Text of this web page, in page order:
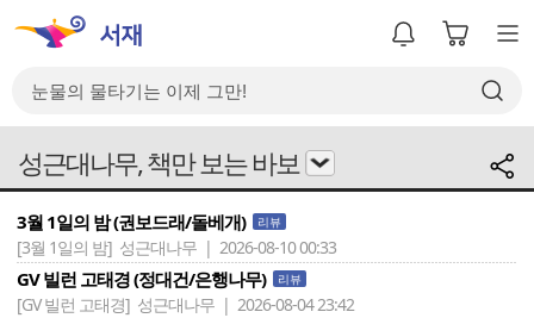
성근대나무, 책만 보는 바보
3월 1일의 밤 (권보드래/돌베개) 리뷰
[3월 1일의 밤] 성근대나무 | 2026-08-10 00:33
GV 빌런 고태경 (정대건/은행나무) 리뷰
[GV 빌런 고태경] 성근대나무 | 2026-08-04 23:42